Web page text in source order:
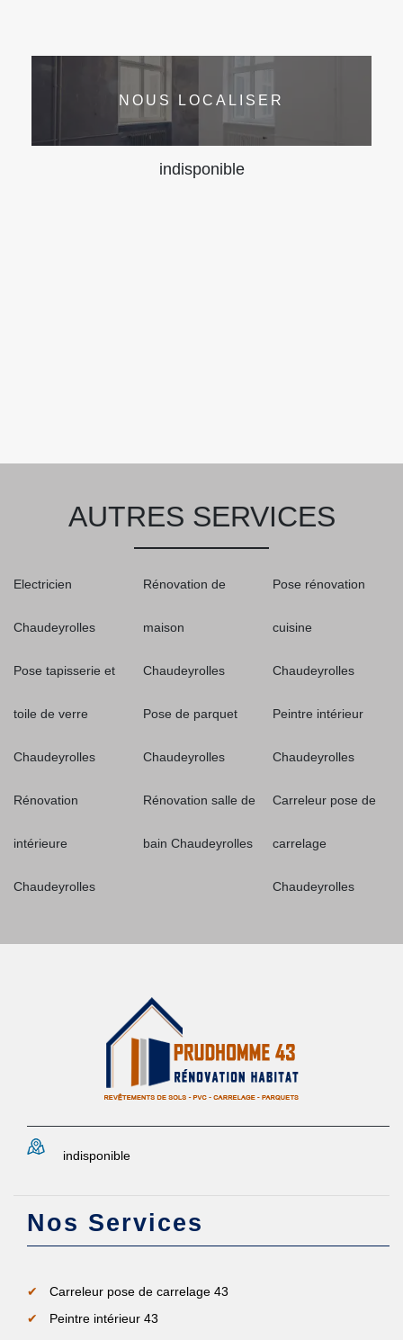
NOUS LOCALISER
indisponible
AUTRES SERVICES
Electricien
Chaudeyrolles
Pose tapisserie et
toile de verre
Chaudeyrolles
Rénovation
intérieure
Chaudeyrolles
Rénovation de
maison
Chaudeyrolles
Pose de parquet
Chaudeyrolles
Rénovation salle de
bain Chaudeyrolles
Pose rénovation
cuisine
Chaudeyrolles
Peintre intérieur
Chaudeyrolles
Carreleur pose de
carrelage
Chaudeyrolles
indisponible
Nos Services
Carreleur pose de carrelage 43
Peintre intérieur 43